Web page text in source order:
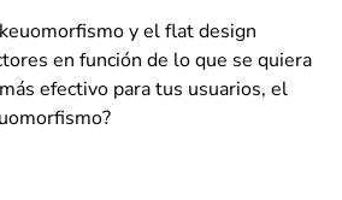
y el flat design
en función de lo que se quiera
efectivo para tus usuarios, el